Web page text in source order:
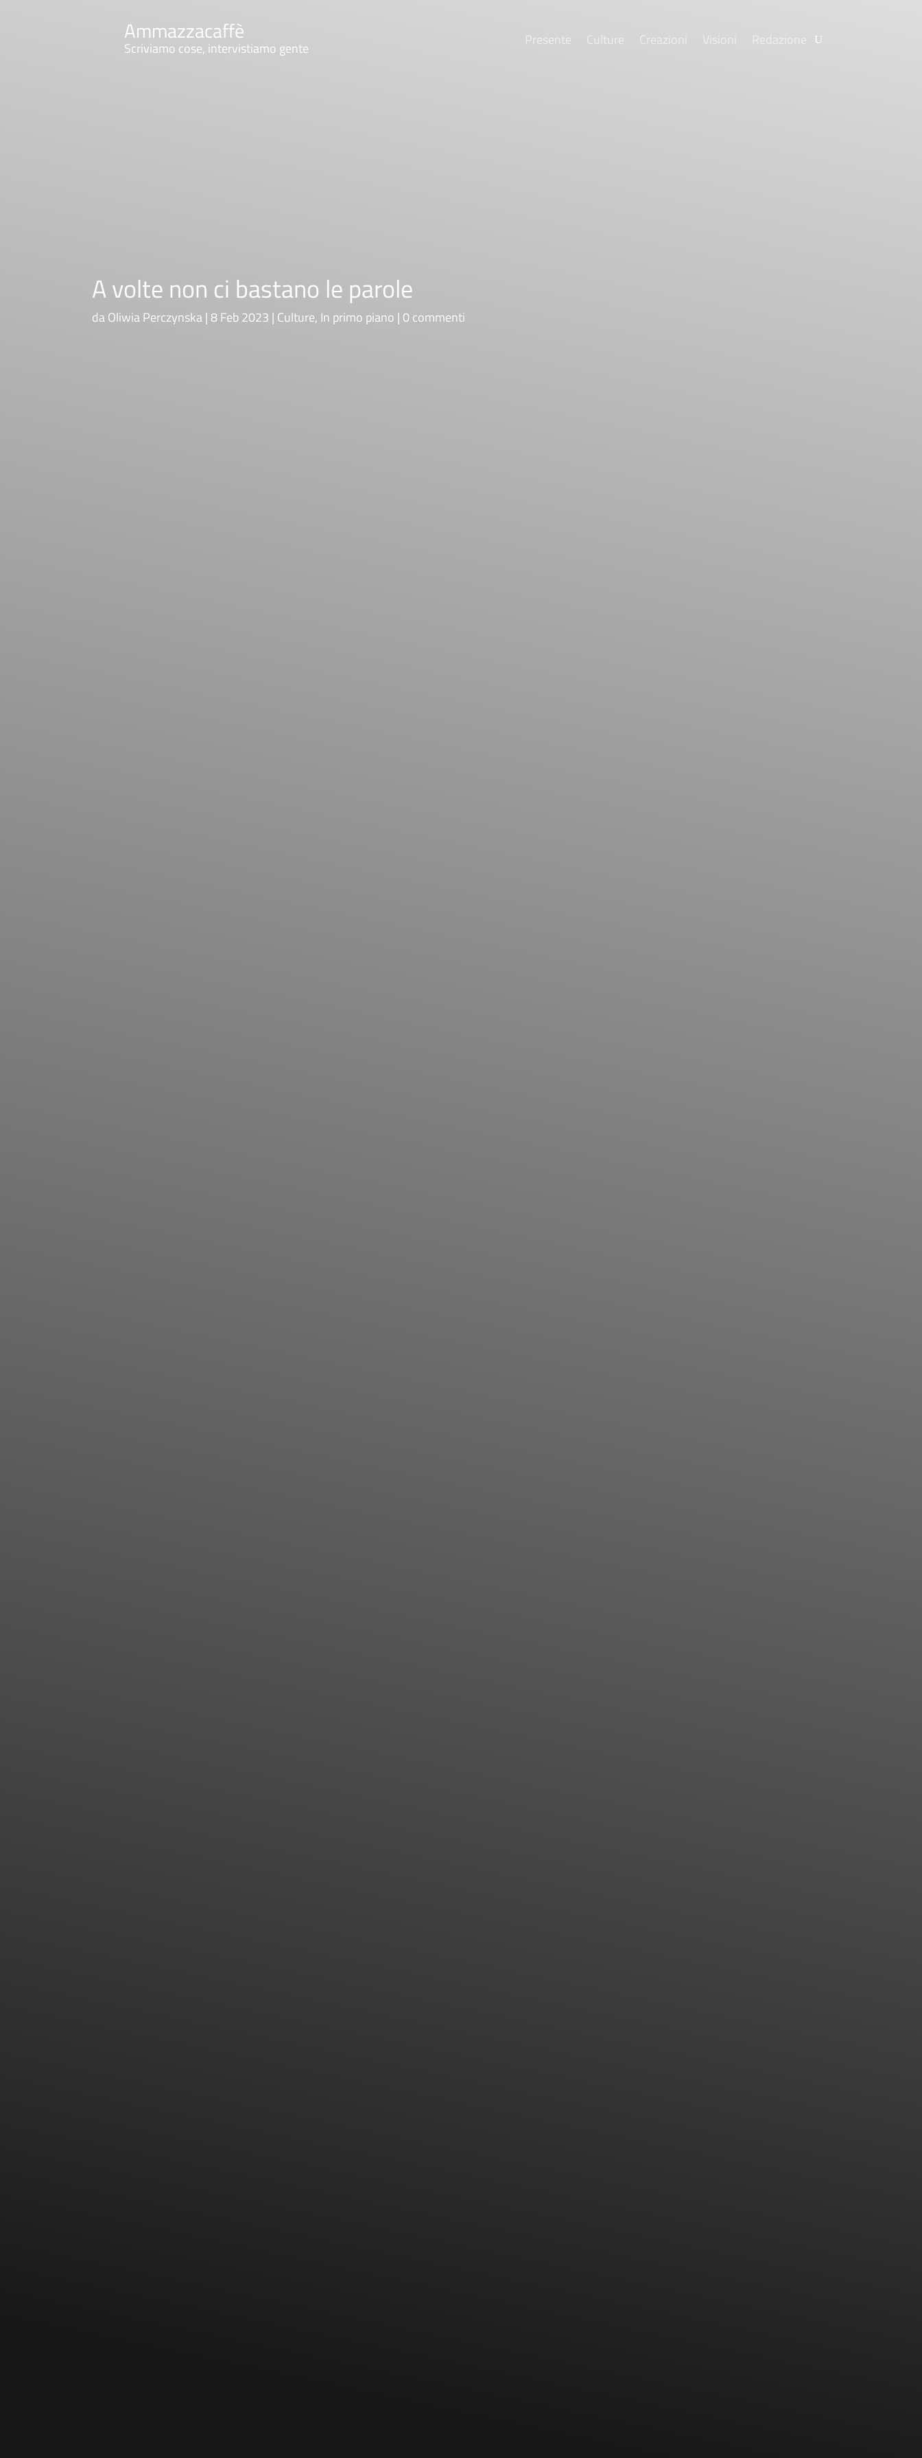
Ammazzacaffè
Scriviamo cose, intervistiamo gente Presente Culture Creazioni Visioni Redazione
A volte non ci bastano le parole
daOliwia Perczynska 8 Feb 2023 Culture, In primo piano 0 commenti